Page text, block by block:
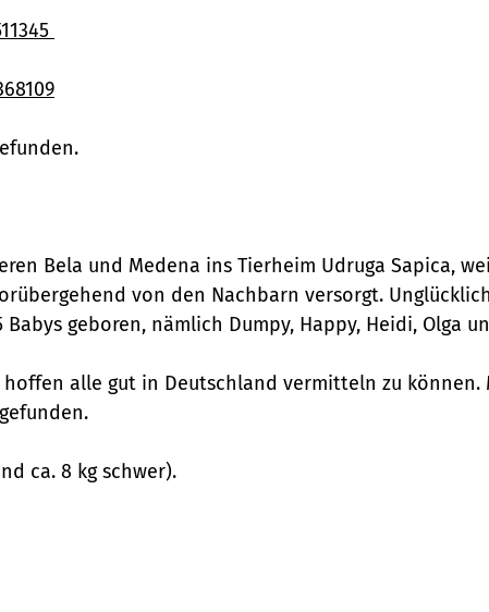
Bela und Medena ins Tierheim Udruga Sapica,
von den Nachbarn versorgt.
geboren, nämlich Dumpy, Happy, Heidi, Olga
alle gut in Deutschland vermitteln zu können.
ca. 8 kg schwer).